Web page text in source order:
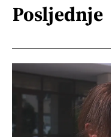
Posljednje